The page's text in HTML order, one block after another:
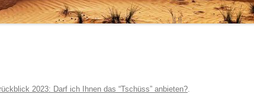
2023: Darf ich Ihnen das “Tschüss” anbieten?.